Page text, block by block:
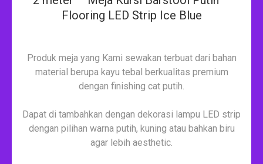
Flooring LED Strip Ice Blue
Produk meja yang Kami sewakan terbuat dari bahan
material berupa kayu tebal berkualitas premium
dengan finishing cat putih.
Dapat di tambahkan dengan dekorasi lampu LED strip
dengan pilihan warna putih, kuning atau bahkan biru
agar lebih aesthetic.